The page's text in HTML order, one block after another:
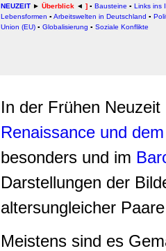
NEUZEIT ► Überblick ◄ ] ▪ Bausteine ▪ Links ins
Lebensformen ▪ Arbeitswelten in Deutschland ▪
Union (EU) ▪ Globalisierung ▪ Soziale Konflikte
In der Frühen
Renaissance und
besonders und im
Darstellungen der
altersungleicher
Meistens sind es